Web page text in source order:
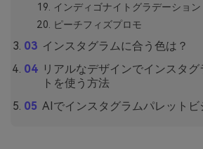
インディゴナイトグラデーション
ピーチフィズプロモ
インスタグラムに合う色は？
リアルなデザインでインスタ
トを使う方法
AIでインスタグラムパレット